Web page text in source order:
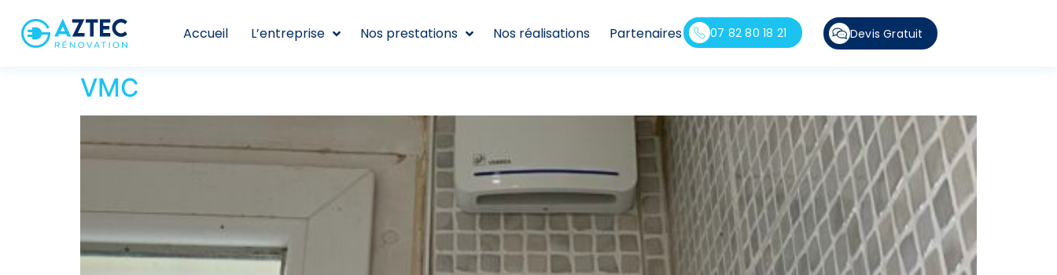
Accueil L’entreprise Nos prestations Nos réalisations Partenaires 07 82 80 18 21 Devis Gratuit
VMC